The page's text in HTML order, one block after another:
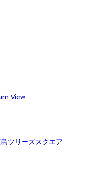
View
ツリーズスクエア